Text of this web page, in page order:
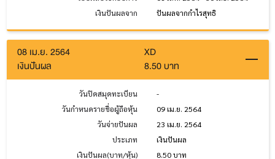
เงินปันผลจาก
ปันผลจากกำไรสุทธิ
08 เม.ย. 2564
XD
เงินปันผล
8.50 บาท
วันปิดสมุดทะเบียน
-
วันกำหนดรายชื่อผู้ถือหุ้น
09 เม.ย. 2564
วันจ่ายปันผล
23 เม.ย. 2564
ประเภท
เงินปันผล
เงินปันผล(บาท/หุ้น)
8.50 บาท